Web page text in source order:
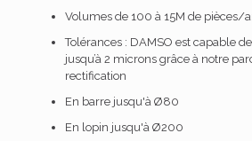
Volumes de 100 à 15M de pièces/
Tolérances : DAMSO est capable
jusqu’à 2 microns grâce à notre
rectification
En barre jusqu'à Ø80
En lopin jusqu'à Ø200